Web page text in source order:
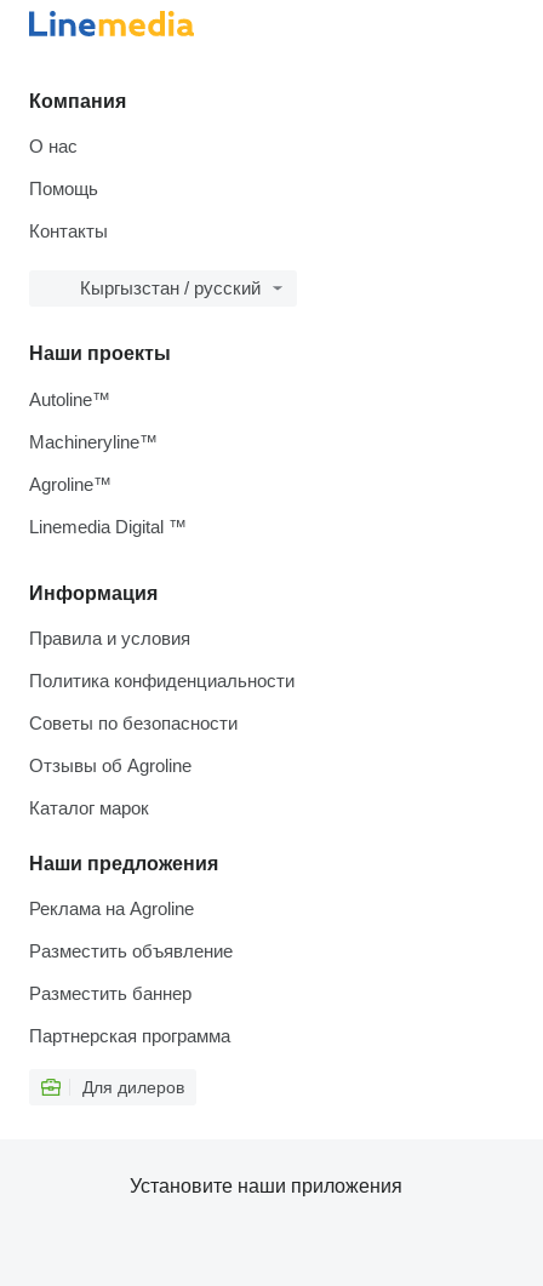
Компания
О нас
Помощь
Контакты
Кыргызстан / русский
Информация
Правила и условия
Политика конфиденциальности
Советы по безопасности
Отзывы об Agroline
Каталог марок
Наши предложения
Реклама на Agroline
Разместить объявление
Разместить баннер
Партнерская программа
Для дилеров
Наши проекты
Autoline™
Machineryline™
Agroline™
Linemedia Digital ™
Установите наши приложения